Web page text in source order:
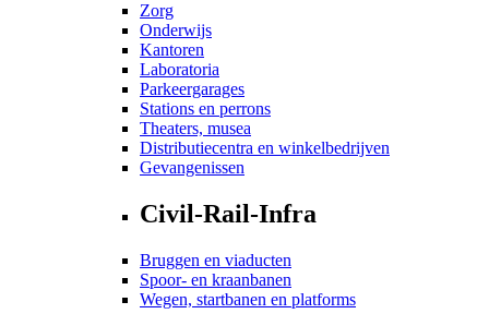
Zorg
Onderwijs
Kantoren
Laboratoria
Parkeergarages
Stations en perrons
Theaters, musea
Distributiecentra en winkelbedrijven
Gevangenissen
Civil-Rail-Infra
Bruggen en viaducten
Spoor- en kraanbanen
Wegen, startbanen en platforms